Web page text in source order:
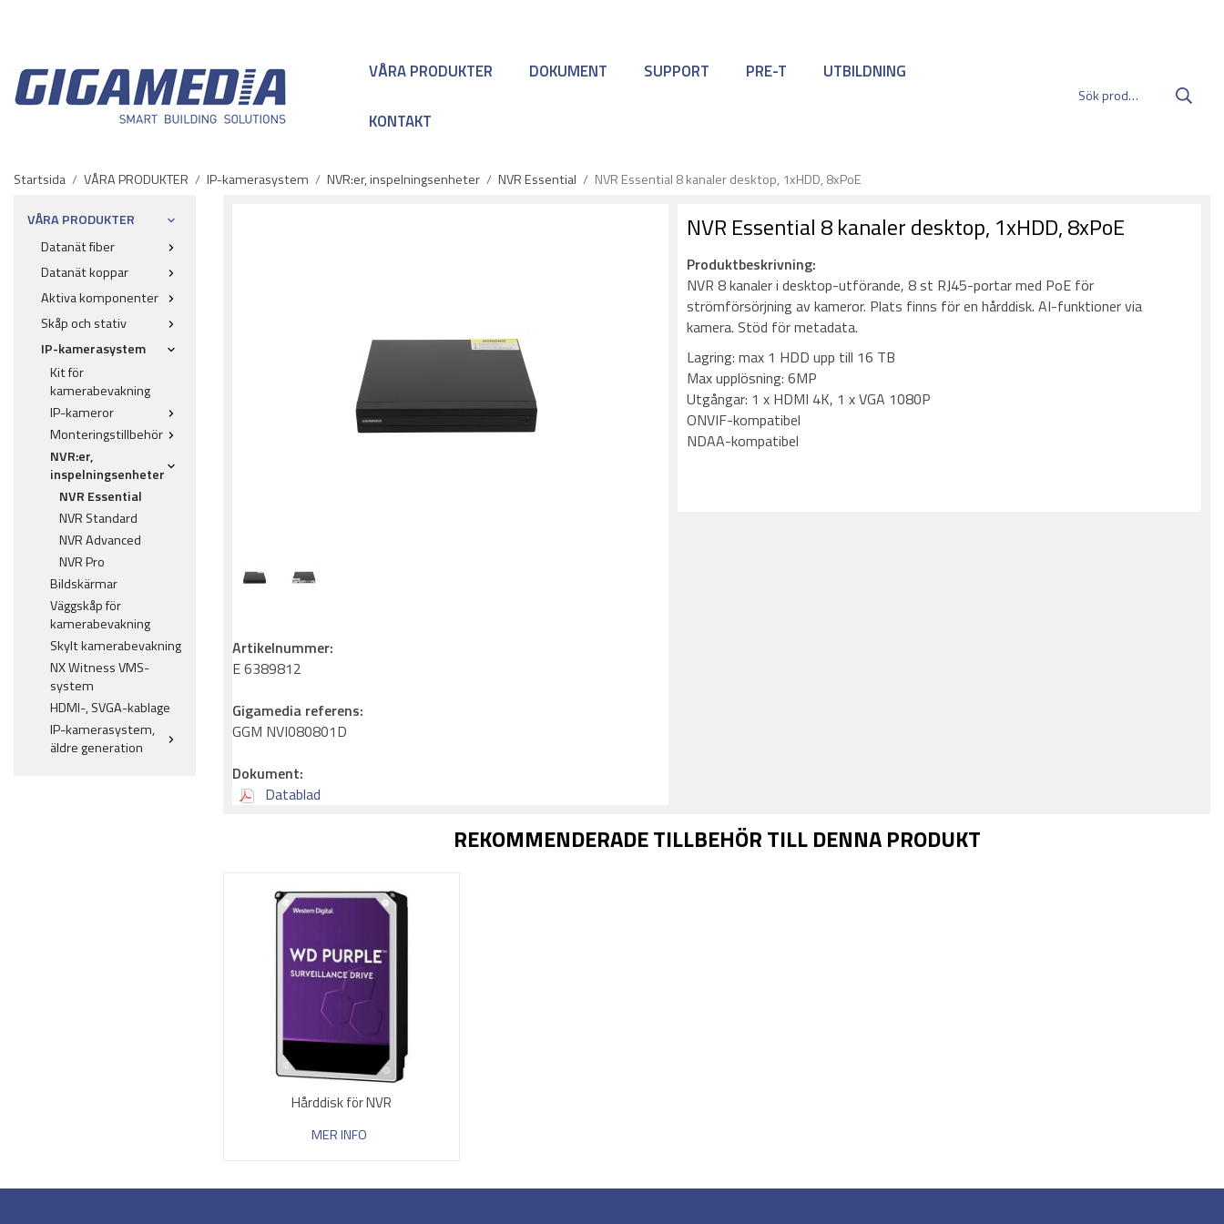
VÅRA PRODUKTER DOKUMENT SUPPORT PRE-T UTBILDNING
KONTAKT
Startsida / VÅRA PRODUKTER / IP-kamerasystem / NVR:er, inspelningsenheter / NVR Essential / NVR Essential 8 kanaler desktop, 1xHDD, 8xPoE
VÅRA PRODUKTER
Datanät fiber
Datanät koppar
Aktiva komponenter
Skåp och stativ
IP-kamerasystem
Kit för
kamerabevakning
IP-kameror
Monteringstillbehör
NVR:er,
inspelningsenheter
NVR Essential
NVR Standard
NVR Advanced
NVR Pro
Bildskärmar
Väggskåp för
kamerabevakning
Skylt kamerabevakning
NX Witness VMS-
system
HDMI-, SVGA-kablage
IP-kamerasystem,
äldre generation
NVR Essential 8 kanaler desktop, 1xHDD, 8xPoE
Produktbeskrivning:
NVR 8 kanaler i desktop-utförande, 8 st RJ45-portar med PoE för
strömförsörjning av kameror. Plats finns för en hårddisk. AI-funktioner via
kamera. Stöd för metadata.
Lagring: max 1 HDD upp till 16 TB
Max upplösning: 6MP
Utgångar: 1 x HDMI 4K, 1 x VGA 1080P
ONVIF-kompatibel
NDAA-kompatibel
Artikelnummer:
E 6389812
Gigamedia referens:
GGM NVI080801D
Dokument:
Datablad
REKOMMENDERADE TILLBEHÖR TILL DENNA PRODUKT
Hårddisk för NVR
MER INFO